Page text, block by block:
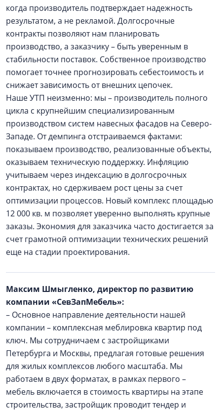
когда производитель подтверждает надежность
результатом, а не рекламой. Долгосрочные
контракты позволяют нам планировать
производство, а заказчику – быть уверенным в
стабильности поставок. Собственное производство
помогает точнее прогнозировать себестоимость и
снижает зависимость от внешних цепочек.
Наше УТП неизменно: мы – производитель полного
цикла с крупнейшим специализированным
производством систем навесных фасадов на Северо-
Западе. От демпинга отстраиваемся фактами:
показываем производство, реализованные объекты,
оказываем техническую поддержку. Инфляцию
учитываем через индексацию в долгосрочных
контрактах, но сдерживаем рост цены за счет
оптимизации процессов. Новый комплекс площадью
12 000 кв. м позволяет уверенно выполнять крупные
заказы. Экономия для заказчика часто достигается за
счет грамотной оптимизации технических решений
еще на стадии проектирования.
Максим Шмыгленко, директор по развитию
компании «СевЗапМебель»:
– Основное направление деятельности нашей
компании – комплексная меблировка квартир под
ключ. Мы сотрудничаем с застройщиками
Петербурга и Москвы, предлагая готовые решения
для жилых комплексов любого масштаба. Мы
работаем в двух форматах, в рамках первого –
мебель включается в стоимость квартиры на этапе
строительства, застройщик проводит тендер и